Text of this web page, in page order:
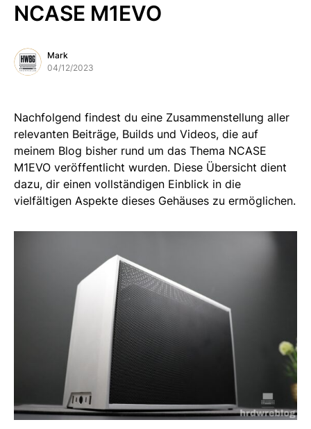
NCASE M1EVO
Mark
04/12/2023
Nachfolgend findest du eine Zusammenstellung aller
relevanten Beiträge, Builds und Videos, die auf
meinem Blog bisher rund um das Thema NCASE
M1EVO veröffentlicht wurden. Diese Übersicht dient
dazu, dir einen vollständigen Einblick in die
vielfältigen Aspekte dieses Gehäuses zu ermöglichen.